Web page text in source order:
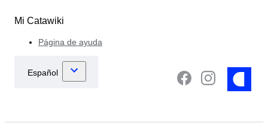
Mi Catawiki
Página de ayuda